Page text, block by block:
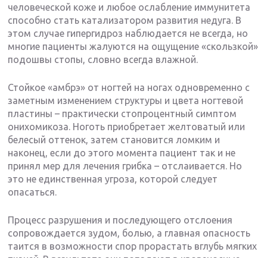
человеческой коже и любое ослабление иммунитета
способно стать катализатором развития недуга. В
этом случае гипергидроз наблюдается не всегда, но
многие пациенты жалуются на ощущение «скользкой»
подошвы стопы, словно всегда влажной.
Стойкое «амбрэ» от ногтей на ногах одновременно с
заметным изменением структуры и цвета ногтевой
пластины – практически стопроцентный симптом
онихомикоза. Ноготь приобретает желтоватый или
белесый оттенок, затем становится ломким и
наконец, если до этого момента пациент так и не
принял мер для лечения грибка – отслаивается. Но
это не единственная угроза, которой следует
опасаться.
Процесс разрушения и последующего отслоения
сопровождается зудом, болью, а главная опасность
таится в возможности спор прорастать вглубь мягких